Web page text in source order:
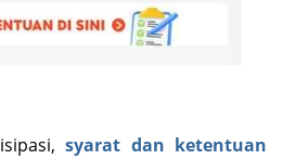
syarat dan ketentuan